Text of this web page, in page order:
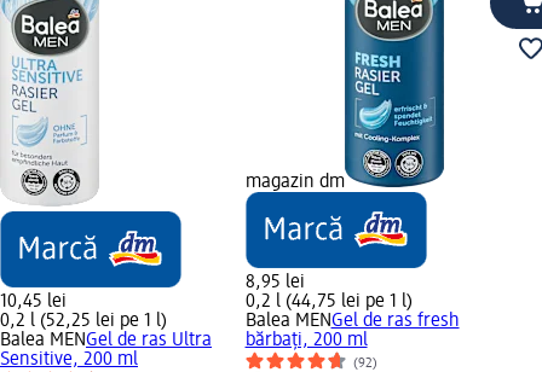
10,45 lei
0,2 l (52,25 lei pe 1 l)
Balea MENGel de ras Ultra
Sensitive, 200 ml
magazin dm
8,95 lei
0,2 l (44,75 lei pe 1 l)
Balea MENGel de ras fresh
bărbați, 200 ml
(92)